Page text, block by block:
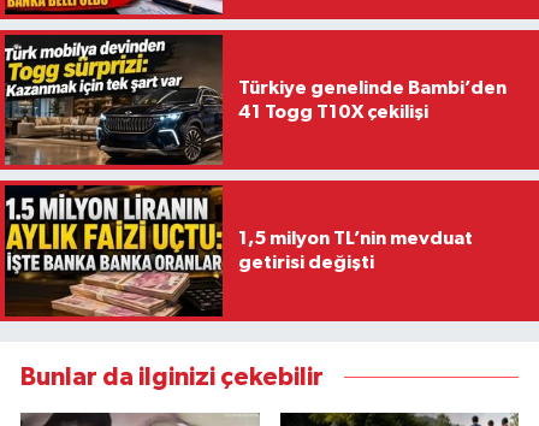
Türkiye genelinde Bambi’den
41 Togg T10X çekilişi
1,5 milyon TL’nin mevduat
getirisi değişti
Bunlar da ilginizi çekebilir